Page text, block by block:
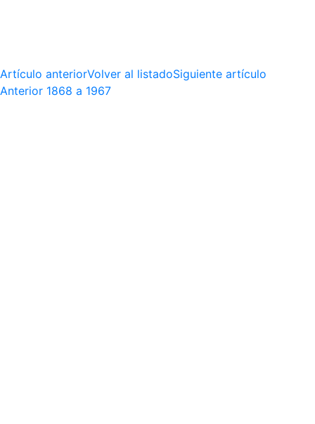
Artículo anteriorVolver al listadoSiguiente artículo
Anterior 1868 a 1967